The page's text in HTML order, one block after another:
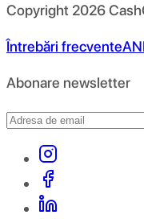
Copyright 2026
Întrebări frecvente
Abonare newsletter